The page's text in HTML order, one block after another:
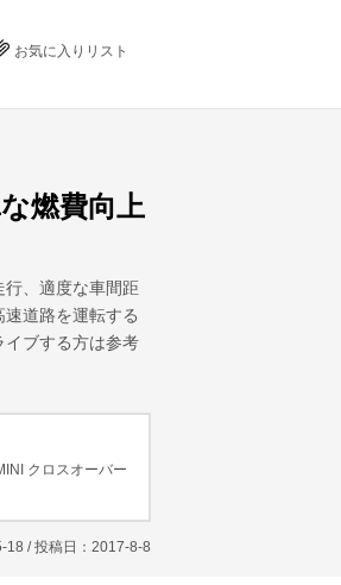
お気に入りリスト
燃費向上
、適度な車間距
道路を運転する
イブする方は参考
クロスオーバー
/ 投稿日： 2017-8-8